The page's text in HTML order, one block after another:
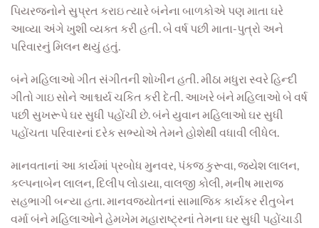
પિયરજનોને સુપ્રત કરાઇ ત્યારે બંનેના બાળકોએ પણ માતા ઘરે
આવ્યા અંગે ખુશી વ્યક્ત કરી હતી. બે વર્ષ પછી માતા-પુત્રો અને
પરિવારનું મિલન થયું હતું.
બંને મહિલાઓ ગીત સંગીતની શોખીન હતી. મીઠા મધુરા સ્વરે હિન્દી
ગીતો ગાઇ સોને આશ્ચર્ય ચકિત કરી દેતી. આખરે બંને મહિલાઓ બે વર્ષ
પછી સુખરૂપે ઘર સુધી પહોંચી છે. બંને યુવાન મહિલાઓ ઘર સુધી
પહોંચતા પરિવારનાં દરેક સભ્યોએ તેમને હોશેથી વધાવી લીધેલ.
માનવતાનાં આ કાર્યમાં પ્રબોધ મુનવર, પંકજ કુરૂવા, જયેશ લાલન,
કલ્પનાબેન લાલન, દિલીપ લોડાયા, વાલજી કોલી, મનીષ મારાજ
સહભાગી બન્યા હતા. માનવજ્યોતનાં સામાજિક કાર્યકર રીતુબેન
વર્મા બંને મહિલાઓને હેમખેમ મહારાષ્ટ્રનાં તેમના ઘર સુધી પહોંચાડી